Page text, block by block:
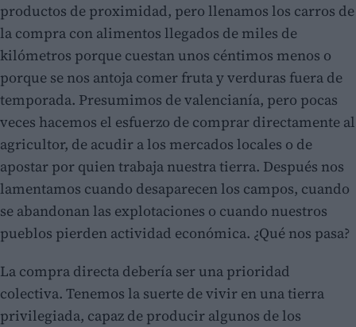
productos de proximidad, pero llenamos los carros de
la compra con alimentos llegados de miles de
kilómetros porque cuestan unos céntimos menos o
porque se nos antoja comer fruta y verduras fuera de
temporada. Presumimos de valencianía, pero pocas
veces hacemos el esfuerzo de comprar directamente al
agricultor, de acudir a los mercados locales o de
apostar por quien trabaja nuestra tierra. Después nos
lamentamos cuando desaparecen los campos, cuando
se abandonan las explotaciones o cuando nuestros
pueblos pierden actividad económica. ¿Qué nos pasa?
La compra directa debería ser una prioridad
colectiva. Tenemos la suerte de vivir en una tierra
privilegiada, capaz de producir algunos de los